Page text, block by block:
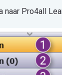
naar Pro4all